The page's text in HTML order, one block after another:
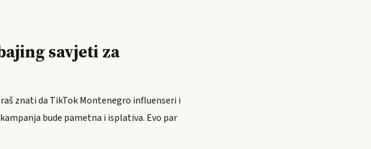
savjeti za
znati da TikTok Montenegro influenseri i
bude pametna i isplativa. Evo par